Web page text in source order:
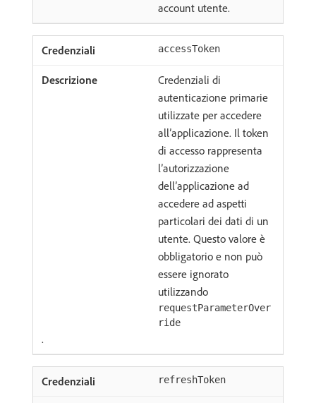
account utente.
accessToken
Credenziali di
autenticazione primarie
utilizzate per accedere
all’applicazione. Il token
di accesso rappresenta
l’autorizzazione
dell’applicazione ad
accedere ad aspetti
particolari dei dati di un
utente. Questo valore è
obbligatorio e non può
essere ignorato
utilizzando
requestParameterOver
ride
.
refreshToken